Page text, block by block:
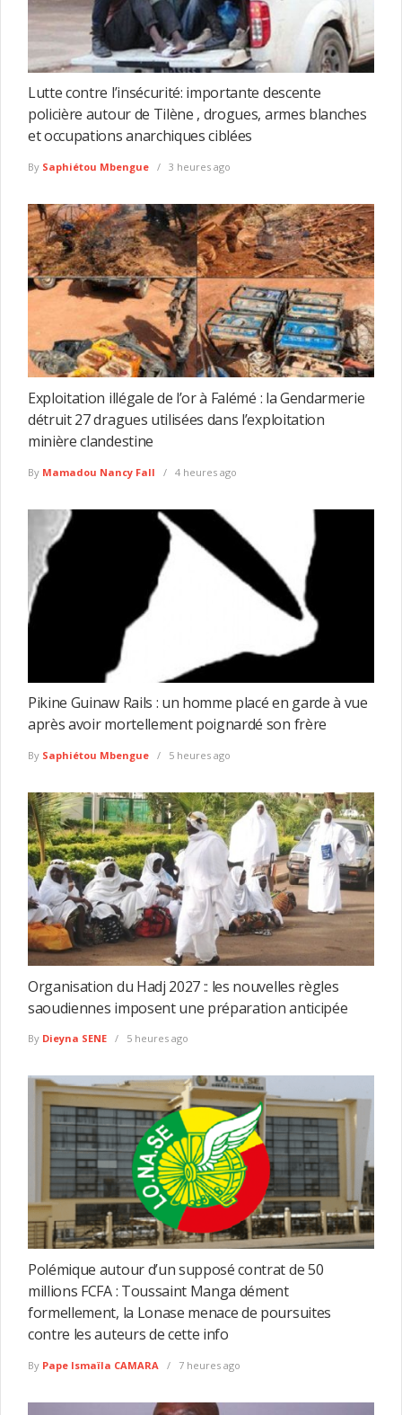
Lutte contre l’insécurité: importante descente
policière autour de Tilène , drogues, armes blanches
et occupations anarchiques ciblées
By Saphiétou Mbengue 3 heures ago
Exploitation illégale de l’or à Falémé : la Gendarmerie
détruit 27 dragues utilisées dans l’exploitation
minière clandestine
By Mamadou Nancy Fall 4 heures ago
Pikine Guinaw Rails : un homme placé en garde à vue
après avoir mortellement poignardé son frère
By Saphiétou Mbengue 5 heures ago
Organisation du Hadj 2027 :: les nouvelles règles
saoudiennes imposent une préparation anticipée
By Dieyna SENE 5 heures ago
Polémique autour d’un supposé contrat de 50
millions FCFA : Toussaint Manga dément
formellement, la Lonase menace de poursuites
contre les auteurs de cette info
By Pape Ismaïla CAMARA 7 heures ago